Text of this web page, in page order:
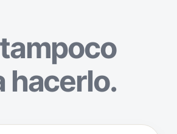
hacerlo.